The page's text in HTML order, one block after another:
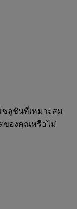
ซลูชันที่เหมาะสม
ของคุณหรือไม่